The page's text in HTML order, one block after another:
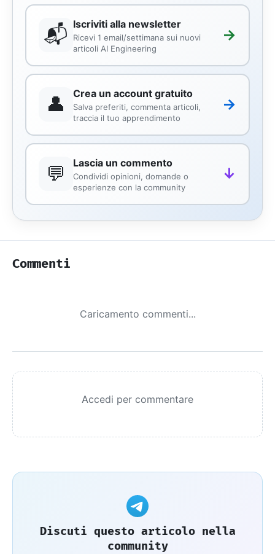
📬 Iscriviti alla newsletter
Ricevi 1 email/settimana sui nuovi
articoli AI Engineering
→
👤 Crea un account gratuito
Salva preferiti, commenta articoli,
traccia il tuo apprendimento
→
💬 Lascia un commento
Condividi opinioni, domande o
esperienze con la community
↓
Commenti
Caricamento commenti...
Accedi per commentare
Discuti questo articolo nella
community